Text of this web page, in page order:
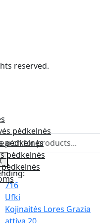
reserved.
716
Ufki
Kojinaitės Lores Grazia
pėdkelnės
pėdkelnės
pėdkelnės